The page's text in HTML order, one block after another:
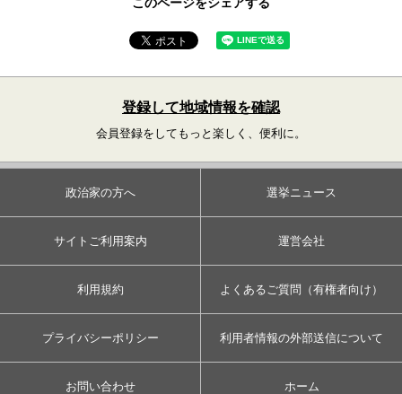
このページをシェアする
登録して地域情報を確認
会員登録をしてもっと楽しく、便利に。
政治家の方へ 選挙ニュース
サイトご利用案内 運営会社
利用規約 よくあるご質問（有権者向け）
プライバシーポリシー 利用者情報の外部送信について
お問い合わせ ホーム